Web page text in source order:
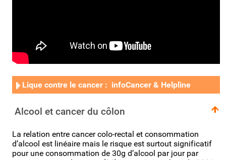
Lique contre le cancer : infoCancer & Helpline
Alcool et cancer du côlon
La relation entre cancer colo-rectal et consommation
d’alcool est linéaire mais le risque est surtout significatif
pour une consommation de 30g d’alcool par jour par